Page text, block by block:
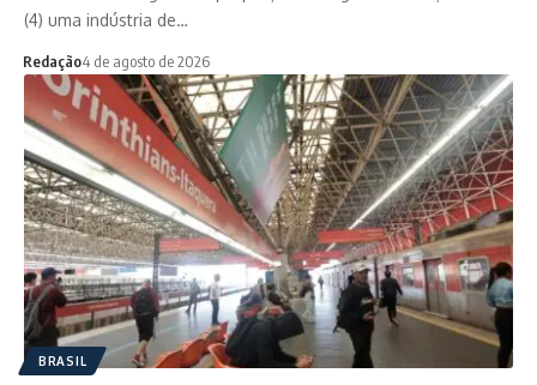
(4) uma indústria de…
Redação4 de agosto de 2026
BRASIL